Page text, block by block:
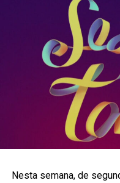
Nesta semana, de